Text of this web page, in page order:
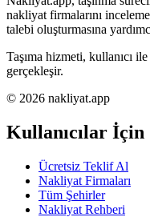
nakliyat firmalarını
talebi oluşturmasına
Taşıma hizmeti, kullanıcı
gerçekleşir.
© 2026 nakliyat.app
Kullanıcılar İçin
Ücretsiz Teklif Al
Nakliyat Firmaları
Tüm Şehirler
Nakliyat Rehberi